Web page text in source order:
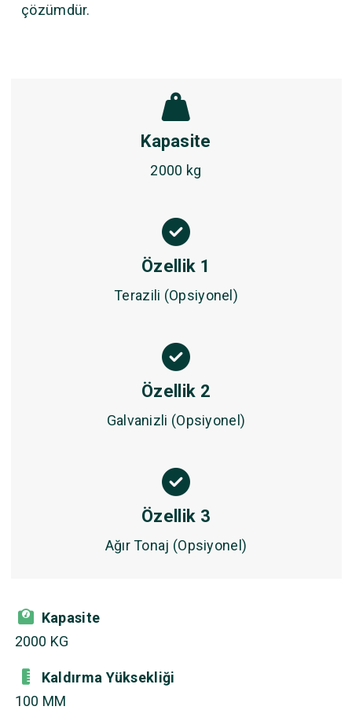
çözümdür.
Kapasite
2000 kg
Özellik 1
Terazili (Opsiyonel)
Özellik 2
Galvanizli (Opsiyonel)
Özellik 3
Ağır Tonaj (Opsiyonel)
Kapasite
2000 KG
Kaldırma Yüksekliği
100 MM